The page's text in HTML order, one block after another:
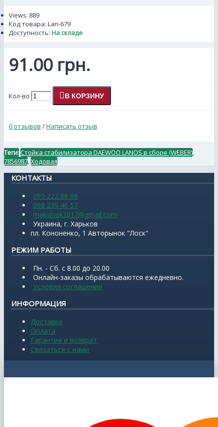
Views: 889
Код товара: Lan-679
Доступность: На складе
91.00 грн.
Кол-во В КОРЗИНУ
0 отзывов /Написать отзыв
Теги:Стойка стабилизатора DAEWOO LANOS в сборе (WEBER)
7856987 Ходовая
КОНТАКТЫ
095 222 88 66
098 239 46 57
makslosk2017@gmail.com
Украина, г. Харьков
пл. Кононенко, 1 Авторынок "Лоск"
РЕЖИМ РАБОТЫ
Пн. - Сб. с 8.00 до 20.00
Онлайн-заказы обрабатываются ежедневно.
Условия соглашения
ИНФОРМАЦИЯ
Доставка
Оплата
Гарантия и возврат
Связаться с нами